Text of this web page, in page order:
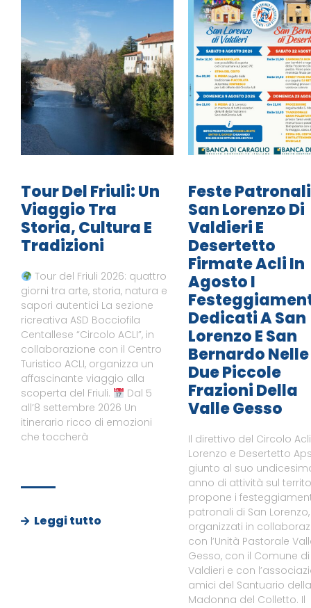
Tour Del Friuli: Un
Viaggio Tra
Storia, Cultura E
Tradizioni
Tour del Friuli 2026: quattro
giorni tra arte, storia, natura e
sapori autentici La sezione
ricreativa ASD Bocciofila
Centallese “Circolo ACLI”, in
collaborazione con il Centro
Turistico ACLI, organizza un
affascinante viaggio alla
scoperta del Friuli.
Dal 5
all’8 settembre 2026 Un
itinerario ricco di emozioni
che toccherà
Leggi tutto
Feste
San Lorenzo Di
Valdieri E
Desertetto
Firmate Acli In
Agosto I
Dedicati A San
Lorenzo E San
Bernardo Nelle
Due Piccole
Frazioni Della
Valle Gesso
Il direttivo del Circolo
Lorenzo e Desertetto
giunto al suo
anno di attività sul
propone i
patronali di San Lorenzo,
organizzati in
con l’Unità Pastorale
Gesso, con il Comune di
Valdieri e con
amici del Santuario della
Madonna del Colletto. Il